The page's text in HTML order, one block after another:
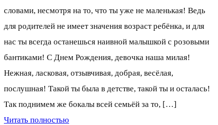
словами, несмотря на то, что ты уже не маленькая! Ведь
для родителей не имеет значения возраст ребёнка, и для
нас ты всегда останешься наивной малышкой с розовыми
бантиками! С Днем Рождения, девочка наша милая!
Нежная, ласковая, отзывчивая, добрая, весёлая,
послушная! Такой ты была в детстве, такой ты и осталась!
Так поднимем же бокалы всей семьёй за то, […]
Читать полностью